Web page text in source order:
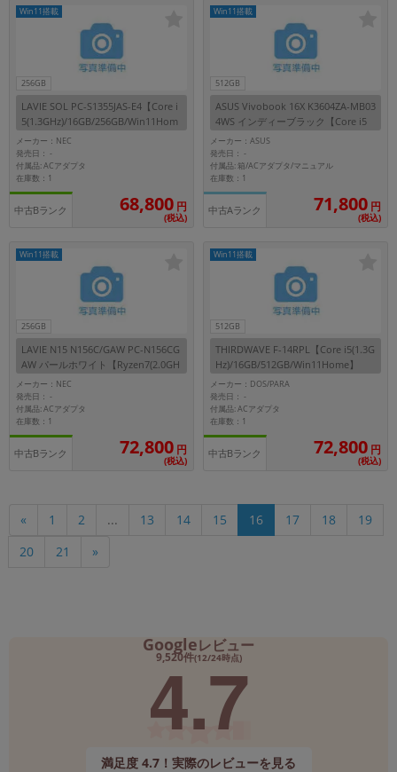
256GB
Win11搭載
LAVIE SOL PC-S1355JAS-E4【Core i
5(1.3GHz)/16GB/256GB/Win11Hom
e】
メーカー：NEC
発売日：-
付属品: ACアダプタ
在庫数：1
中古Bランク 68,800 円
(税込)
512GB
Win11搭載
ASUS Vivobook 16X K3604ZA-MB03
4WS インディーブラック【Core i5
(1.3GHz)/16GB/512GB/Win11Hom
e】
メーカー：ASUS
発売日：-
付属品: 箱/ACアダプタ/マニュアル
在庫数：1
中古Aランク 71,800 円
(税込)
256GB
Win11搭載
LAVIE N15 N156C/GAW PC-N156CG
AW パールホワイト【Ryzen7(2.0GH
z)/8GB/256GB/Win11Home】
メーカー：NEC
発売日：-
付属品: ACアダプタ
在庫数：1
中古Bランク 72,800 円
(税込)
512GB
Win11搭載
THIRDWAVE F-14RPL【Core i5(1.3G
Hz)/16GB/512GB/Win11Home】
メーカー：DOS/PARA
発売日：-
付属品: ACアダプタ
在庫数：1
中古Bランク 72,800 円
(税込)
« 1 2 ... 13 14 15 16 17 18
19
20
21 »
Googleレビュー
9,520件(12/24時点)
4.7
満足度 4.7！実際のレビューを見る